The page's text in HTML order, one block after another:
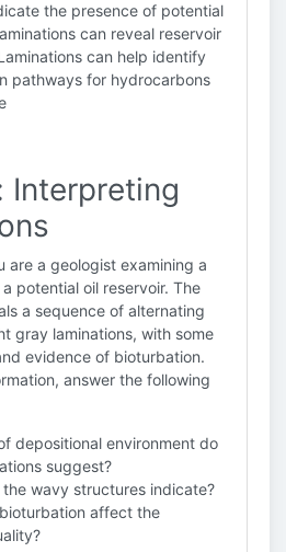
the presence of potential
can reveal reservoir
can help identify
pathways for hydrocarbons
Interpreting
are a geologist examining a
potential oil reservoir. The
a sequence of alternating
gray laminations, with some
evidence of bioturbation.
answer the following
depositional environment do
suggest?
wavy structures indicate?
affect the